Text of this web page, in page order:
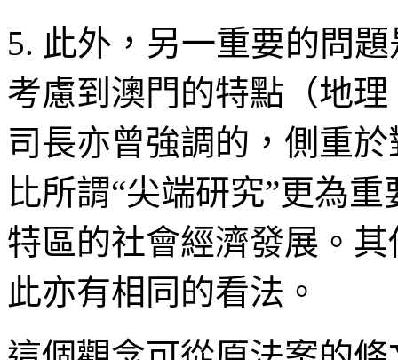
5. 此外，另一重要的問
考慮到澳門的特點（地
司長亦曾強調的，側重
比所謂“尖端研究”更為
特區的社會經濟發展。
此亦有相同的看法。